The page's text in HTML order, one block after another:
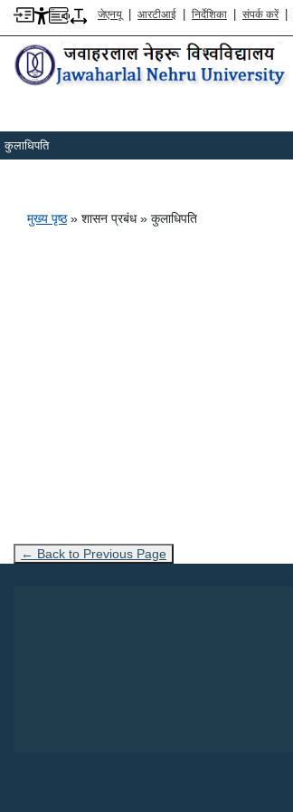
जेएनयू | आरटीआई | निर्देशिका | संपर्क करें |
कुलाधिपति
पग चिन्ह
मुख्य पृष्ठ शासन प्रबंध कुलाधिपति
← Back to Previous Page